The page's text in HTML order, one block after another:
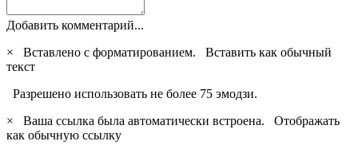
Добавить комментарий...
×
Вставлено с форматированием. Вставить как обычный
текст
Разрешено использовать не более 75 эмодзи.
×
Ваша ссылка была автоматически встроена. Отображать
как обычную ссылку